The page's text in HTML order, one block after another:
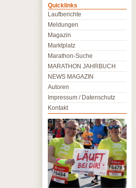
Quicklinks
Laufberichte
Meldungen
Magazin
Marktplatz
Marathon-Suche
MARATHON JAHRBUCH
NEWS MAGAZIN
Autoren
Impressum / Datenschutz
Kontakt